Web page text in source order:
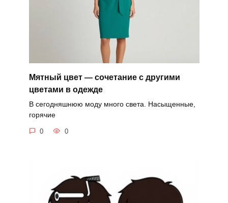
Мятный цвет — сочетание с другими
цветами в одежде
В сегодняшнюю моду много света. Насыщенные,
горячие
0 0